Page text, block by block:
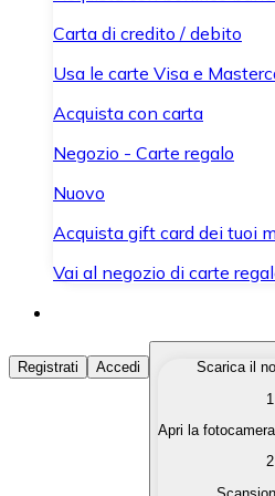
Carta di credito / debito
Usa le carte Visa e
Acquista con carta
Negozio - Carte regalo
Nuovo
Acquista gift card dei tuoi
Vai al negozio di carte
Acquista Criptovalute
Acquista le criptovalute
Converti le tue
Registrati Accedi
Scarica il
1
Apri la
2